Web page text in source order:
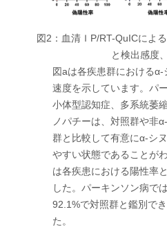
図2：血清ＩP/RT-QuICによ
と検出感度
図aは各疾患群における
速度を示しています。パ
小体型認知症、多系統萎
ノパチーは、対照群や非
群と比較して有意にα-シ
やすい状態であることが
は各疾患における陽性率
した。パーキンソン病で
92.1%で対照群と鑑別で
た。